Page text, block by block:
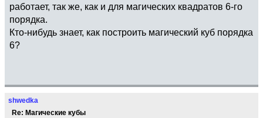
работает, так же, как и для магических квадратов 6-го
порядка.
Кто-нибудь знает, как построить магический куб порядка
6?
shwedka
Re: Магические кубы